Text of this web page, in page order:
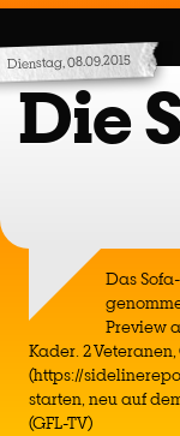
Dienstag, 08.09.2015
Die
Das
Preview
Kader. 2 Veteranen,
(https://
starten, neu auf
(GFL-TV)